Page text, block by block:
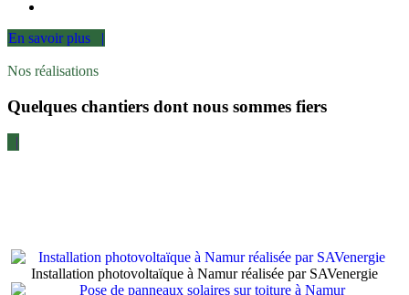
En savoir plus |
Nos réalisations
Quelques chantiers dont nous sommes fiers
|
Installation photovoltaïque à Namur réalisée par SAVenergie